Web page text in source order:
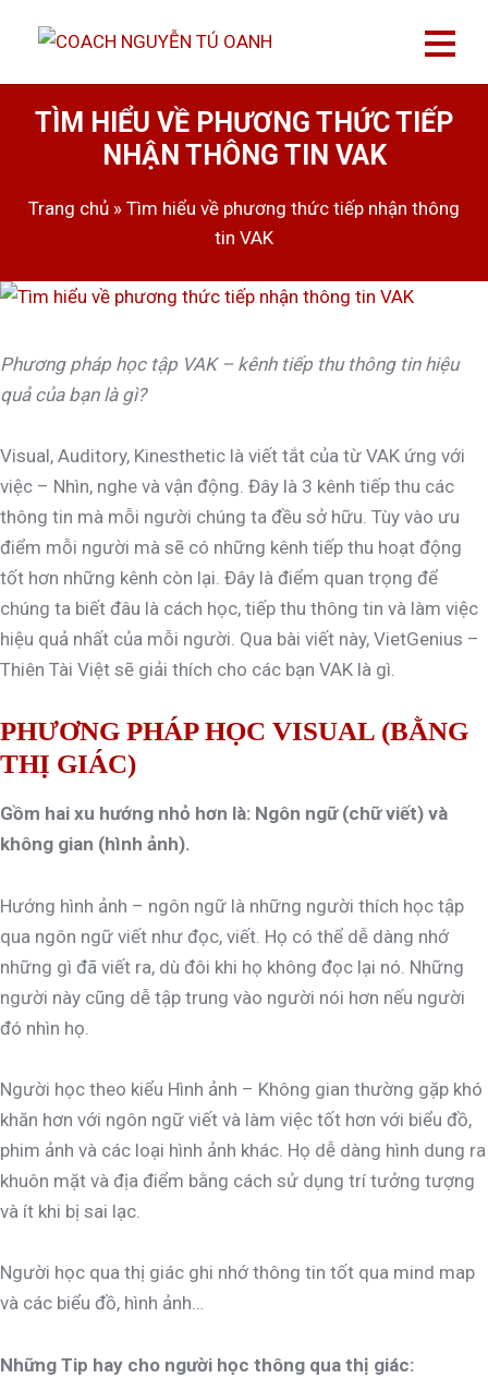
TÌM HIỂU VỀ PHƯƠNG THỨC TIẾP
NHẬN THÔNG TIN VAK
Trang chủ » Tìm hiểu về phương thức tiếp nhận thông
tin VAK
Phương pháp học tập VAK – kênh tiếp thu thông tin hiệu
quả của bạn là gì?
Visual, Auditory, Kinesthetic là viết tắt của từ VAK ứng với
việc – Nhìn, nghe và vận động. Đây là 3 kênh tiếp thu các
thông tin mà mỗi người chúng ta đều sở hữu. Tùy vào ưu
điểm mỗi người mà sẽ có những kênh tiếp thu hoạt động
tốt hơn những kênh còn lại. Đây là điểm quan trọng để
chúng ta biết đâu là cách học, tiếp thu thông tin và làm việc
hiệu quả nhất của mỗi người. Qua bài viết này, VietGenius –
Thiên Tài Việt sẽ giải thích cho các bạn VAK là gì.
PHƯƠNG PHÁP HỌC VISUAL (BẰNG
THỊ GIÁC)
Gồm hai xu hướng nhỏ hơn là: Ngôn ngữ (chữ viết) và
không gian (hình ảnh).
Hướng hình ảnh – ngôn ngữ là những người thích học tập
qua ngôn ngữ viết như đọc, viết. Họ có thể dễ dàng nhớ
những gì đã viết ra, dù đôi khi họ không đọc lại nó. Những
người này cũng dễ tập trung vào người nói hơn nếu người
đó nhìn họ.
Người học theo kiểu Hình ảnh – Không gian thường gặp khó
khăn hơn với ngôn ngữ viết và làm việc tốt hơn với biểu đồ,
phim ảnh và các loại hình ảnh khác. Họ dễ dàng hình dung ra
khuôn mặt và địa điểm bằng cách sử dụng trí tưởng tượng
và ít khi bị sai lạc.
Người học qua thị giác ghi nhớ thông tin tốt qua mind map
và các biểu đồ, hình ảnh…
Những Tip hay cho người học thông qua thị giác: